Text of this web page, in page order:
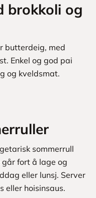
brokkoli og
butterdeig, med
Enkel og god pai
og kveldsmat.
sommerrull
fort å lage og
eller lunsj. Server
eller hoisinsaus.